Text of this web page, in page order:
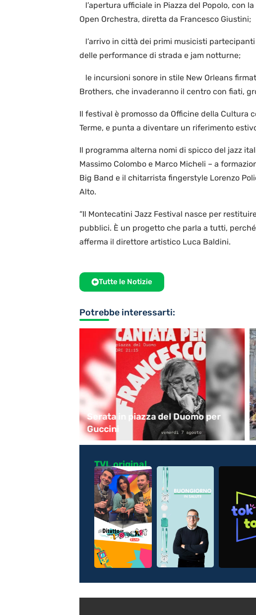
l’apertura ufficiale in Piazza del Popolo, con
Open Orchestra, diretta da Francesco Giustini;
l’arrivo in città dei primi musicisti
delle performance di strada e jam notturne;
le incursioni sonore in stile New Orleans
Brothers, che invaderanno il centro con fiati,
Il festival è promosso da Officine della Cultura
Terme, e punta a diventare un riferimento
Il programma alterna nomi di spicco del jazz
Massimo Colombo e Marco Micheli – a
Big Band e il chitarrista fingerstyle Lorenzo
Alto.
“Il Montecatini Jazz Festival nasce per
pubblici. È un progetto che parla a tutti,
afferma il direttore artistico Luca Baldini.
Tutte le Notizie
Potrebbe interessarti:
Serata in piazza del Duomo per
Guccini
TVL original